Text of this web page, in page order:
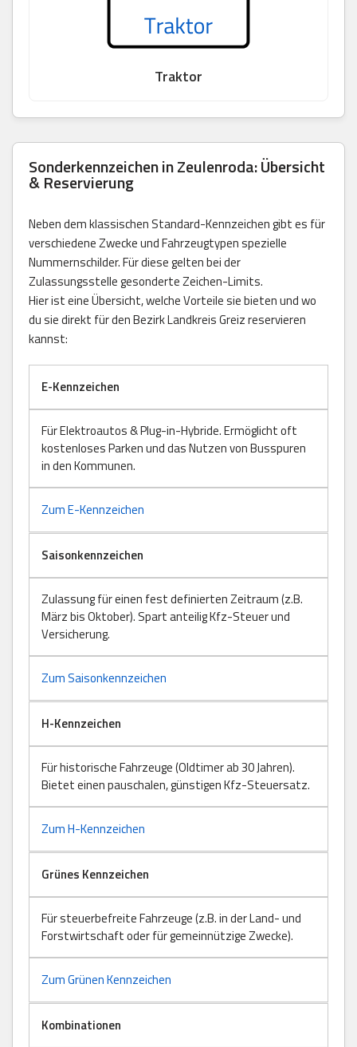
Traktor
Sonderkennzeichen in Zeulenroda: Übersicht
& Reservierung
Neben dem klassischen Standard-Kennzeichen gibt es für
verschiedene Zwecke und Fahrzeugtypen spezielle
Nummernschilder. Für diese gelten bei der
Zulassungsstelle gesonderte Zeichen-Limits.
Hier ist eine Übersicht, welche Vorteile sie bieten und wo
du sie direkt für den Bezirk Landkreis Greiz reservieren
kannst:
E-Kennzeichen
Für Elektroautos & Plug-in-Hybride. Ermöglicht oft
kostenloses Parken und das Nutzen von Busspuren
in den Kommunen.
Zum E-Kennzeichen
Saisonkennzeichen
Zulassung für einen fest definierten Zeitraum (z.B.
März bis Oktober). Spart anteilig Kfz-Steuer und
Versicherung.
Zum Saisonkennzeichen
H-Kennzeichen
Für historische Fahrzeuge (Oldtimer ab 30 Jahren).
Bietet einen pauschalen, günstigen Kfz-Steuersatz.
Zum H-Kennzeichen
Grünes Kennzeichen
Für steuerbefreite Fahrzeuge (z.B. in der Land- und
Forstwirtschaft oder für gemeinnützige Zwecke).
Zum Grünen Kennzeichen
Kombinationen